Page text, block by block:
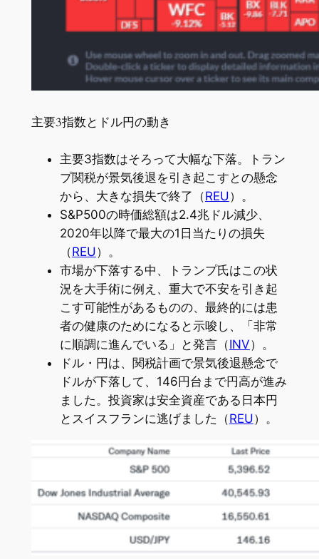
主要3指数とドル円の動き
主要3指数はそろって大幅な下落。トラン
プ関税が景気後退を引き起こすとの懸念
から、大きな損失で終了（REU）。
S&P500の時価総額は2.4兆ドル減少、
2020年以降で最大の1日当たりの損失
（REU）。
市場が下落する中、トランプ氏はこの状
況を大手術に例え、重大で不安を引き起
こす可能性があるものの、最終的には患
者の健康のためになると示唆し、「非常
に順調に進んでいる」と発言（INV）。
ドル・円は、関税計画で景気後退懸念で
ドルが下落して、146円台まで円高が進み
ました。投資家は安全資産である日本円
とスイスフランに逃げました（REU）。